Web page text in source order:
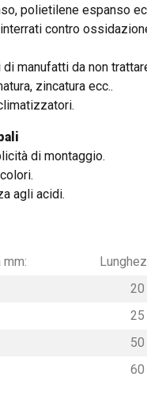
polietilene espanso
contro
manufatti da non
zincatura ecc..
di montaggio.
agli acidi.
20
25
50
60